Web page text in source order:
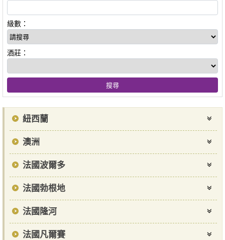
級數：
酒莊：
紐西蘭
澳洲
法國波爾多
法國勃根地
法國隆河
法國凡爾賽